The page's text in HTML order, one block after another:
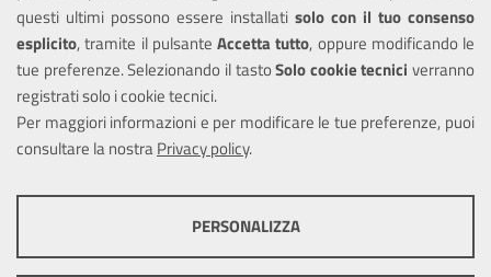
questi ultimi possono essere installati solo con il tuo consenso
esplicito, tramite il pulsante Accetta tutto, oppure modificando le
tue preferenze. Selezionando il tastoSolo cookie tecnici verranno
registrati solo i cookie tecnici.
Per maggiori informazioni e per modificare le tue preferenze, puoi
consultare la nostraPrivacy policy.
PERSONALIZZA
Note legali
Piano di miglioramento del sito
Dichiarazione di accessibilità